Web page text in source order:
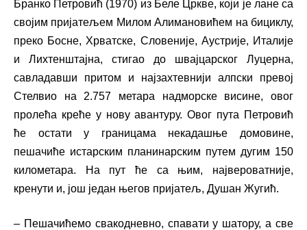
Бранко Петровић (1970) из Беле Цркве, који је лане са
својим пријатељем Милом Алимановићем на бициклу,
преко Босне, Хрватске, Словеније, Аустрије, Италије
и Лихтенштајна, стигао до швајцарског Луцерна,
савладавши притом и најзахтевнији алпски превој
Стелвио на 2.757 метара надморске висине, овог
пролећа креће у нову авантуру. Овог пута Петровић
ће остати у границама некадашње домовине,
пешачиће истарским планинарским путем дугим 150
километара. На пут ће са њим, највероватније,
кренути и, још један његов пријатељ, Душан Жугић.
– Пешачићемо свакодневно, спавати у шатору, а све